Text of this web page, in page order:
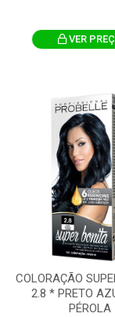
VER
COLORAÇÃO
2.8 * PRETO
PÉROLA